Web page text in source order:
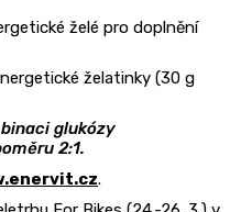
želé pro doplnění
želatinky (30 g
glukózy
2:1.
.